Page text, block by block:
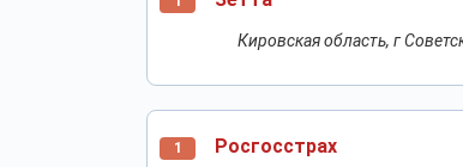
Кировская область, г
1 Росгосстрах